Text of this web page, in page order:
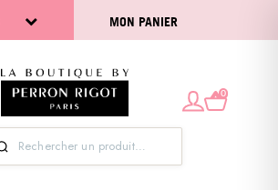
MON PANIER
0